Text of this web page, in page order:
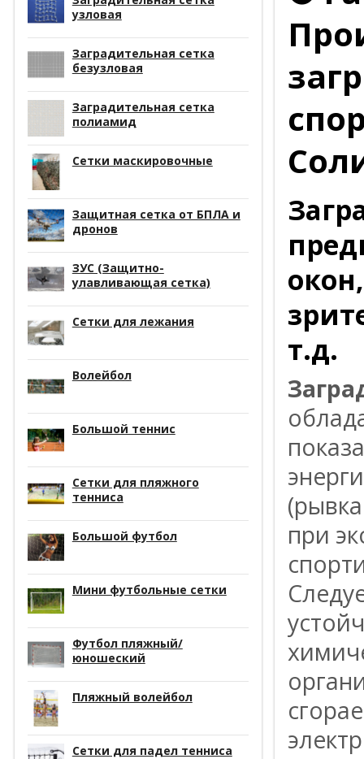
узловая
Заградительная сетка
безузловая
Заградительная сетка
полиамид
Сетки маскировочные
Защитная сетка от БПЛА и
дронов
ЗУС (Защитно-
улавливающая сетка)
Сетки для лежания
Волейбол
Большой теннис
Сетки для пляжного
тенниса
Большой футбол
Мини футбольные сетки
Футбол пляжный/
юношеский
Пляжный волейбол
Сетки для падел тенниса
т.д.
при